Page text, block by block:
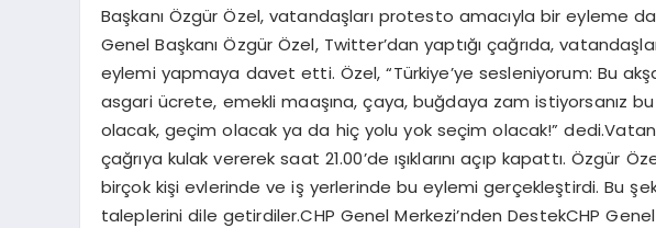
Başkanı Özgür Özel, vatandaşları protesto amacıyla bir eyleme
Genel Başkanı Özgür Özel, Twitter’dan yaptığı çağrıda,
eylemi yapmaya davet etti. Özel, “Türkiye’ye sesleniyorum: Bu
asgari ücrete, emekli maaşına, çaya, buğdaya zam istiyorsanız bu
olacak, geçim olacak ya da hiç yolu yok seçim olacak!”
çağrıya kulak vererek saat 21.00’de ışıklarını açıp kapattı. Özgür
birçok kişi evlerinde ve iş yerlerinde bu eylemi gerçekleştirdi. Bu
taleplerini dile getirdiler.CHP Genel Merkezi’nden DestekCHP